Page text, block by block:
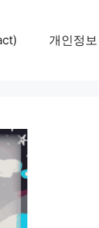
개인정